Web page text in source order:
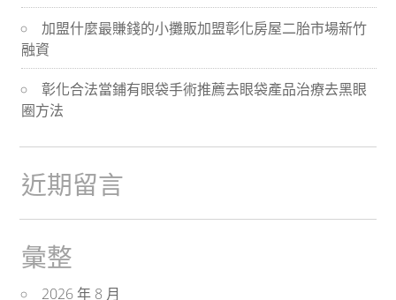
加盟什麼最賺錢的小攤販加盟彰化房屋二胎市場新竹
融資
彰化合法當鋪有眼袋手術推薦去眼袋產品治療去黑眼
圈方法
近期留言
彙整
2026 年 8 月